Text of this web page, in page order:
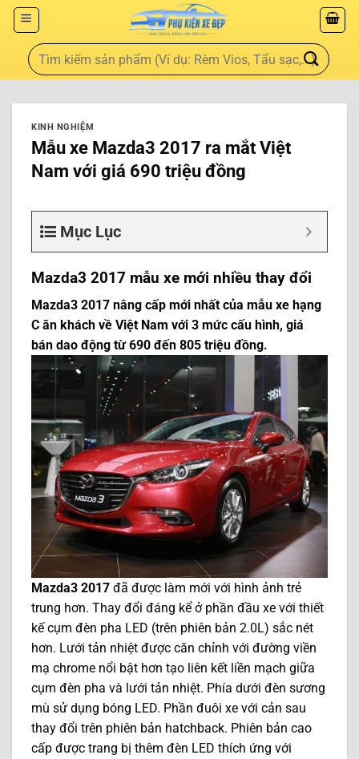
KINH NGHIỆM
Mẫu xe Mazda3 2017 ra mắt Việt
Nam với giá 690 triệu đồng
Mục Lục
Mazda3 2017 mẫu xe mới nhiều thay đổi
Mazda3 2017 nâng cấp mới nhất của mẫu xe hạng
C ăn khách về Việt Nam với 3 mức cấu hình, giá
bán dao động từ 690 đến 805 triệu đồng.
Mazda3 2017 đã được làm mới với hình ảnh trẻ
trung hơn. Thay đổi đáng kể ở phần đầu xe với thiết
kế cụm đèn pha LED (trên phiên bản 2.0L) sắc nét
hơn. Lưới tản nhiệt được căn chỉnh với đường viền
mạ chrome nổi bật hơn tạo liên kết liền mạch giữa
cụm đèn pha và lưới tản nhiệt. Phía dưới đèn sương
mù sử dụng bóng LED. Phần đuôi xe với cản sau
thay đổi trên phiên bản hatchback. Phiên bản cao
cấp được trang bị thêm đèn LED thích ứng với